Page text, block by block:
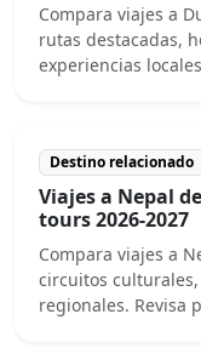
Compara viajes a
rutas destacadas,
experiencias
Destino relacionado
Viajes a Nepal
tours 2026-2027
Compara viajes a
circuitos
regionales. Revisa